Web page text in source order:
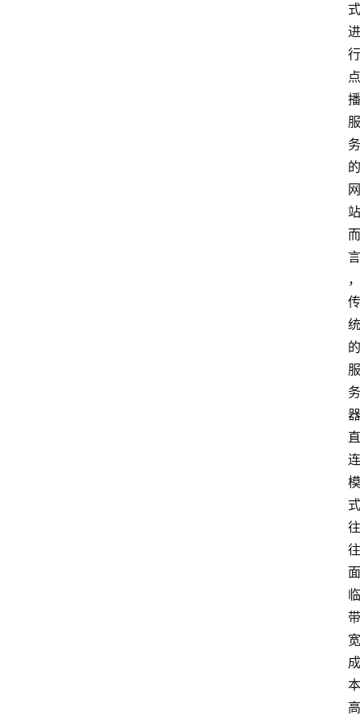
式
进
行
点
播
服
务
的
网
站
而
言
，
传
统
的
服
务
器
直
连
模
式
往
往
面
临
带
宽
成
本
高